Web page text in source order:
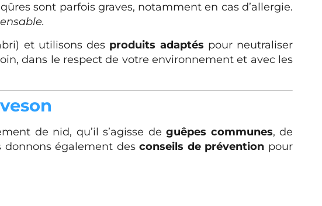
sont parfois graves, notamment en cas d’allergie.
et utilisons des produits adaptés pour neutraliser
dans le respect de votre environnement et avec les
de nid, qu’il s’agisse deguêpes communes, de
donnons également desconseils de prévention pour